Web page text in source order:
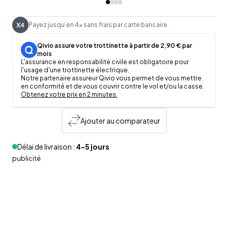
Payez jusqu’en 4x sans frais par carte bancaire.
Qivio assure votre trottinette à partir de 2,90 € par
mois
L'assurance en responsabilité civile est obligatoire pour
l'usage d'une trottinette électrique.
Notre partenaire assureur Qivio vous permet de vous mettre
en conformité et de vous couvrir contre le vol et/ou la casse.
Obtenez votre prix en 2 minutes.
Ajouter au comparateur
Délai de livraison : 4-5 jours
publicité